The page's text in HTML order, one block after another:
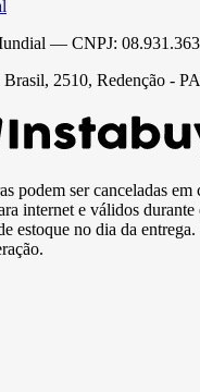
— CNPJ:
2510, Redenção - PA
podem ser canceladas
internet e válidos
estoque no dia da